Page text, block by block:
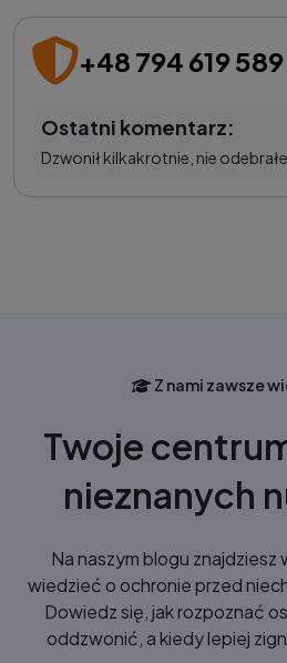
+48 794 619 589
Ostatni komentarz:
Dzwonił kilkakrotnie, nie
Z nami zawsze
Twoje
nieznanych
Na naszym blogu znajdziesz
wiedzieć o ochronie przed
Dowiedz się, jak rozpoznać
oddzwonić, a kiedy lepiej